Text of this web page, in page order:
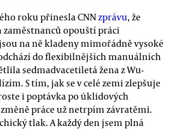
roku přinesla CNN zprávu, že
opouští práci
na ně kladeny mimořádně vysoké
do flexibilnějších manuálních
sedmadvacetiletá žena z Wu-
S tím, jak se v celé zemi zlepšuje
i poptávka po úklidových
práce už netrpím závratěmi.
tlak. A každý den jsem plná